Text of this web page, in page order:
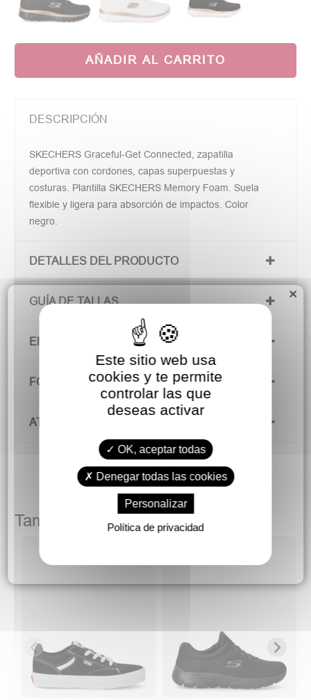
AÑADIR AL CARRITO
DESCRIPCIÓN
SKECHERS Graceful-Get Connected, zapatilla
deportiva con cordones, capas superpuestas y
costuras. Plantilla SKECHERS Memory Foam. Suela
flexible y ligera para absorción de impactos. Color
negro.
DETALLES DEL PRODUCTO
GUÍA DE TALLAS
ENVÍOS Y DEVOLUCIONES
FORMAS DE PAGO
ATENCIÓN AL CLIENTE
También podría gustarte
×
Este sitio web usa
cookies y te permite
controlar las que
deseas activar
OK, aceptar todas
Denegar todas las cookies
Personalizar
Política de privacidad